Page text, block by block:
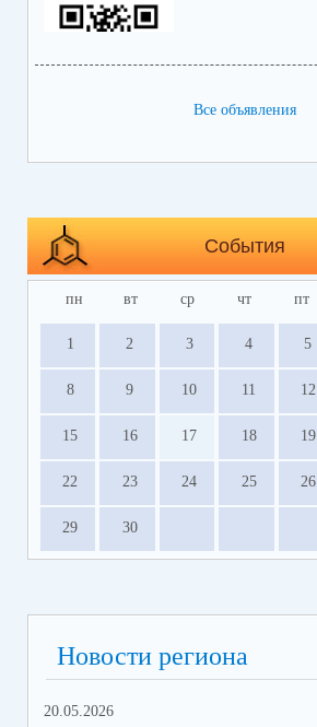
Все объявления
События
пн вт ср чт пт
1 2 3 4 5
8 9 10 11 12
15 16 17 18 19
22 23 24 25 26
29 30
Новости региона
20.05.2026